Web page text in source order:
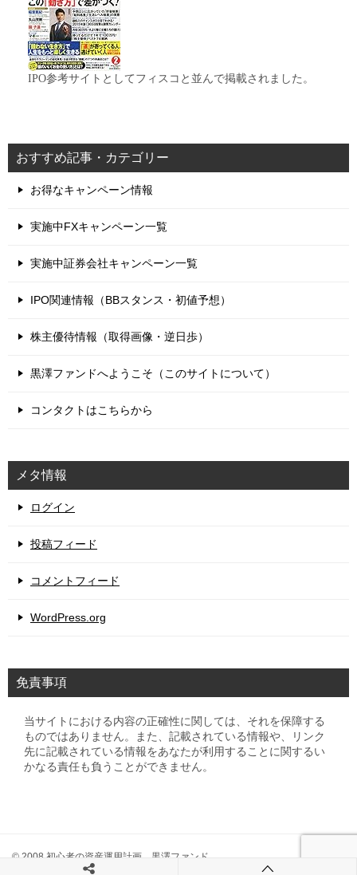
IPO参考サイトとしてフィスコと並んで掲載されました。
おすすめ記事・カテゴリー
お得なキャンペーン情報
実施中FXキャンペーン一覧
実施中証券会社キャンペーン一覧
IPO関連情報（BBスタンス・初値予想）
株主優待情報（取得画像・逆日歩）
黒澤ファンドへようこそ（このサイトについて）
コンタクトはこちらから
メタ情報
ログイン
投稿フィード
コメントフィード
WordPress.org
免責事項
当サイトにおける内容の正確性に関しては、それを保障する
ものではありません。また、記載されている情報や、リンク
先に記載されている情報をあなたが利用することに関するい
かなる責任も負うことができません。
© 2008 初心者の資産運用計画 黒澤ファンド